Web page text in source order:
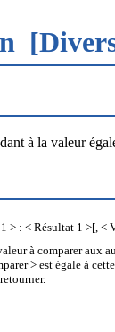
à la valeur
> : < Résultat 1 >[, <
à comparer aux
> est égale à